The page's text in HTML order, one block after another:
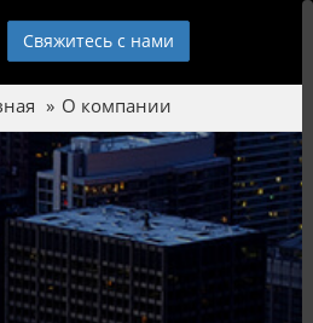
Свяжитесь с нами
О компании